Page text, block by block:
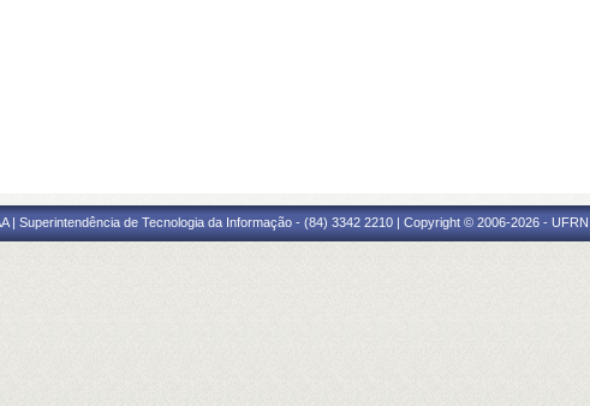
| Superintendência de Tecnologia da Informação - (84) 3342 2210 | Copyright © 2006-2026 -